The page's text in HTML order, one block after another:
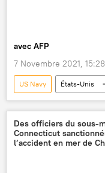
avec AFP
7 Novembre 2021, 15:28
US Navy États-Unis
homosexuel
Des officiers du sous-
Connecticut
l’accident en mer de